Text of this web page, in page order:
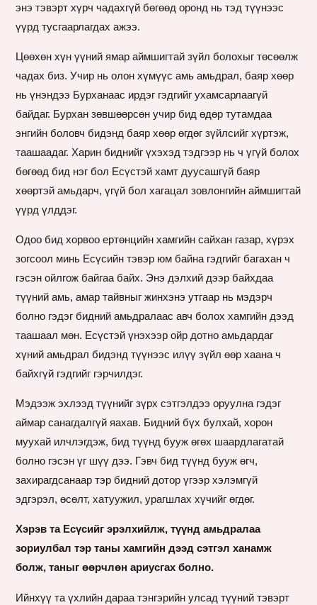
энэ тэвэрт хүрч чадахгүй бөгөөд оронд нь тэд түүнээс
үүрд тусгаарлагдах ажээ.
Цөөхөн хүн үүний ямар аймшигтай зүйл болохыг төсөөлж
чадах биз. Учир нь олон хүмүүс амь амьдрал, баяр хөөр
нь үнэндээ Бурханаас ирдэг гэдгийг ухамсарлаагүй
байдаг. Бурхан зөвшөөрсөн учир бид өдөр тутамдаа
энгийн боловч бидэнд баяр хөөр өгдөг зүйлсийг хүртэж,
таашаадаг. Харин биднийг үхэхэд тэдгээр нь ч үгүй болох
бөгөөд бид нэг бол Есүстэй хамт дуусашгүй баяр
хөөртэй амьдарч, үгүй бол хагацал зовлонгийн аймшигтай
үүрд үлддэг.
Одоо бид хорвоо ертөнцийн хамгийн сайхан газар, хүрэх
зогсоол минь Есүсийн тэвэр юм байна гэдгийг багахан ч
гэсэн ойлгож байгаа байх. Энэ дэлхий дээр байхдаа
түүний амь, амар тайвныг жинхэнэ утгаар нь мэдэрч
болно гэдэг бидний амьдралаас авч болох хамгийн дээд
таашаал мөн. Есүстэй үнэхээр ойр дотно амьдардаг
хүний амьдрал бидэнд түүнээс илүү зүйл өөр хаана ч
байхгүй гэдгийг гэрчилдэг.
Мэдээж эхлээд түүнийг зүрх сэтгэлдээ оруулна гэдэг
аймар санагдалгүй яахав. Бидний бүх булхай, хорон
муухай илчлэгдэж, бид түүнд бууж өгөх шаардлагатай
болно гэсэн үг шүү дээ. Гэвч бид түүнд бууж өгч,
захирагдсанаар тэр бидний дотор үгээр хэлэмгүй
эдгэрэл, өсөлт, хатуужил, урагшлах хүчийг өгдөг.
Хэрэв та Есүсийг эрэлхийлж, түүнд амьдралаа
зориулбал тэр таны хамгийн дээд сэтгэл ханамж
болж, таныг өөрчлөн ариусгах болно.
Ийнхүү та үхлийн дараа тэнгэрийн улсад түүний тэвэрт